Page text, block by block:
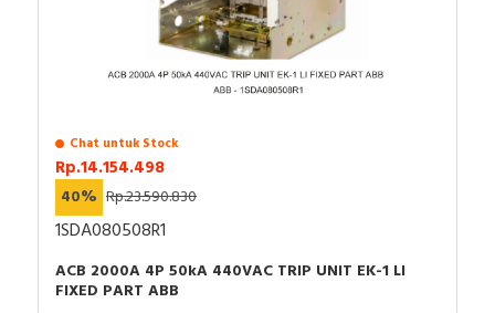
Chat untuk Stock
Rp.14.154.498
40% Rp.23.590.830
1SDA080508R1
ACB 2000A 4P 50kA 440VAC TRIP UNIT EK-1 LI
FIXED PART ABB